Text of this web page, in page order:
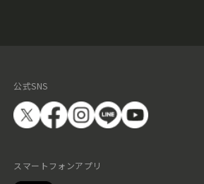
公式SNS
スマートフォンアプリ